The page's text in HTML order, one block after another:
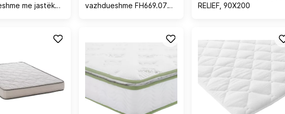
me jastëk
vazhdueshme FH669.07
RELIEF, 90X200